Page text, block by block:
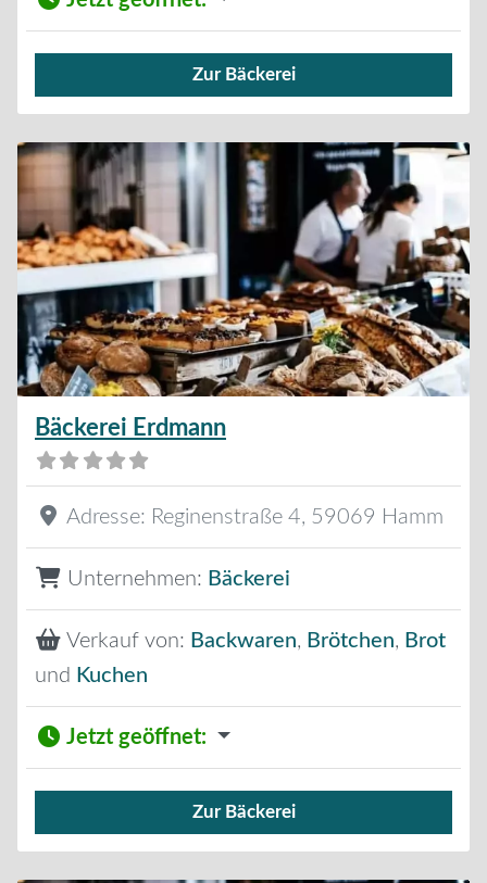
Verkauf von Brötchen,
Zur Bäckerei
Bäckerei Erdmann
Adresse: Reginenstraße 4, 59069 Hamm
Unternehmen: Bäckerei
Verkauf von: Backwaren, Brötchen, Brot
und Kuchen
Jetzt geöffnet:
Verkauf von Brötchen,
Zur Bäckerei